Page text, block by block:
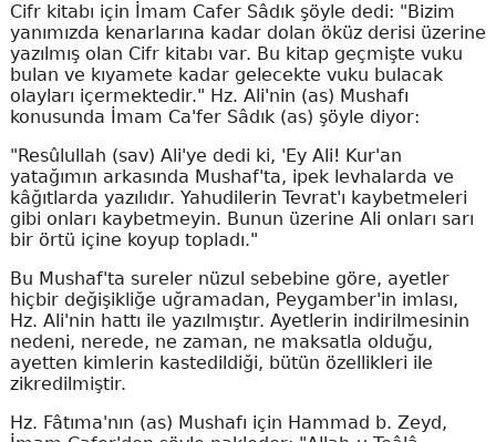
Cifr kitabı için İmam Cafer Sâdık şöyle dedi: "Bizim
yanımızda kenarlarına kadar dolan öküz derisi üzerine
yazılmış olan Cifr kitabı var. Bu kitap geçmişte vuku
bulan ve kıyamete kadar gelecekte vuku bulacak
olayları içermektedir." Hz. Ali'nin (as) Mushafı
konusunda İmam Ca'fer Sâdık (as) şöyle diyor:
"Resûlullah (sav) Ali'ye dedi ki, 'Ey Ali! Kur'an
yatağımın arkasında Mushaf'ta, ipek levhalarda ve
kâğıtlarda yazılıdır. Yahudilerin Tevrat'ı kaybetmeleri
gibi onları kaybetmeyin. Bunun üzerine Ali onları sarı
bir örtü içine koyup topladı."
Bu Mushaf'ta sureler nüzul sebebine göre, ayetler
hiçbir değişikliğe uğramadan, Peygamber'in imlası,
Hz. Ali'nin hattı ile yazılmıştır. Ayetlerin indirilmesinin
nedeni, nerede, ne zaman, ne maksatla olduğu,
ayetten kimlerin kastedildiği, bütün özellikleri ile
zikredilmiştir.
Hz. Fâtıma'nın (as) Mushafı için Hammad b. Zeyd,